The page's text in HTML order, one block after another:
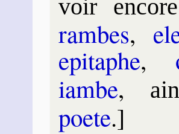
voir en­core
rambes,
epi­taphe,
iambe,
poete.]